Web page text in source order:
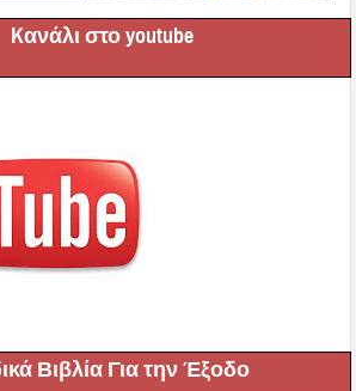
Kανάλι στο youtube
Βιβλία Για την Έξοδο